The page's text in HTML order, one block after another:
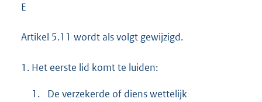
E
Artikel 5.11 wordt als volgt gewijzigd.
1. Het eerste lid komt te luiden:
1.
De verzekerde of diens wettelijk